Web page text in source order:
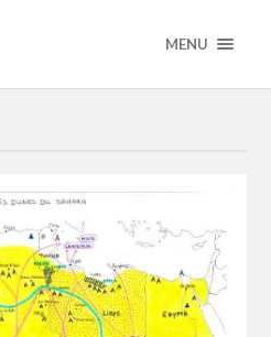
MENU